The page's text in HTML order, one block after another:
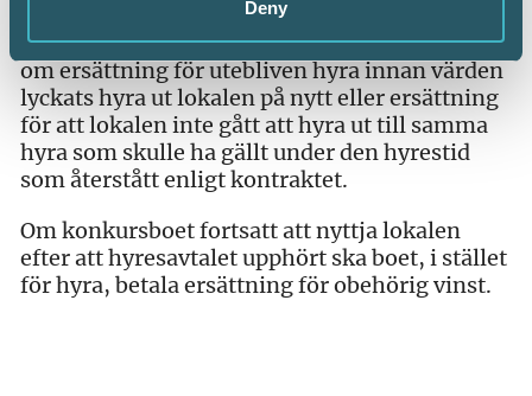
Deny
konkursbo eller av hyresvärden har värden rätt
till ersättning för skada. Normalt rör det sig
om ersättning för utebliven hyra innan värden
lyckats hyra ut lokalen på nytt eller ersättning
för att lokalen inte gått att hyra ut till samma
hyra som skulle ha gällt under den hyrestid
som återstått enligt kontraktet.
Om konkursboet fortsatt att nyttja lokalen
efter att hyresavtalet upphört ska boet, i stället
för hyra, betala ersättning för obehörig vinst.